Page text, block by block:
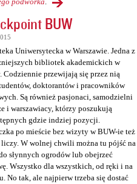
BUW
Uniwersytecka w Warszawie. Jedna z
bibliotek akademickich w
Codziennie przewijają się przez nią
doktorantów i pracowników
Są również pasjonaci, samodzielni
i warszawiacy, którzy poszukują
gdzie indziej pozycji.
po mieście bez wizyty w BUW-ie też
liczy. W wolnej chwili można tu pójść na
słynnych ogrodów lub obejrzeć
Wszystko dla wszystkich, od ręki i na
No tak, ale najpierw trzeba się dostać